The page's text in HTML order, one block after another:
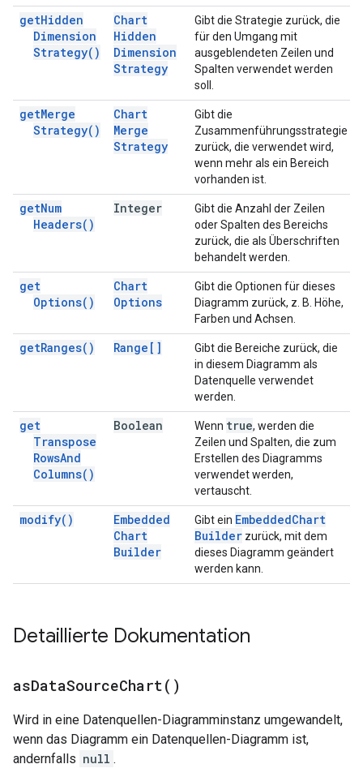
getHidden
Dimension
Strategy( )
Chart
Hidden
Dimension
Strategy
Gibt die Strategie zurück, die
für den Umgang mit
ausgeblendeten Zeilen und
Spalten verwendet werden
soll.
getMerge
Strategy( )
Chart
Merge
Strategy
Gibt die
Zusammenführungsstrategie
zurück, die verwendet wird,
wenn mehr als ein Bereich
vorhanden ist.
getNum
Headers( )
Integer
Gibt die Anzahl der Zeilen
oder Spalten des Bereichs
zurück, die als Überschriften
behandelt werden.
get
Options( )
Chart
Options
Gibt die Optionen für dieses
Diagramm zurück, z. B. Höhe,
Farben und Achsen.
getRanges( ) Range[]
Gibt die Bereiche zurück, die
in diesem Diagramm als
Datenquelle verwendet
werden.
get
Transpose
RowsAnd
Columns( )
Boolean Wenn true, werden die
Zeilen und Spalten, die zum
Erstellen des Diagramms
verwendet werden,
vertauscht.
modify( )
Embedded
Chart
Builder
Gibt ein EmbeddedChart
Builder zurück, mit dem
dieses Diagramm geändert
werden kann.
Detaillierte Dokumentation
asDataSourceChart( )
Wird in eine Datenquellen-Diagramminstanz umgewandelt,
wenn das Diagramm ein Datenquellen-Diagramm ist,
andernfalls null .